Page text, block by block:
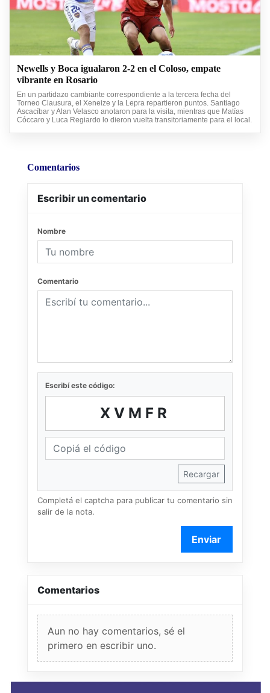
Newells y Boca igualaron 2-2 en el Coloso, empate
vibrante en Rosario
En un partidazo cambiante correspondiente a la tercera fecha del
Torneo Clausura, el Xeneize y la Lepra repartieron puntos. Santiago
Ascacíbar y Alan Velasco anotaron para la visita, mientras que Matías
Cóccaro y Luca Regiardo lo dieron vuelta transitoriamente para el local.
Comentarios
Escribir un comentario
Nombre
Comentario
Escribí este código:
XVMFR
Recargar
Completá el captcha para publicar tu comentario sin
salir de la nota.
Enviar
Comentarios
Aun no hay comentarios, sé el
primero en escribir uno.